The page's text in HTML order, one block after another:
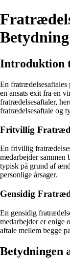
Betydning
Introduktion
En
en ansats exit fra en
fratrædelsesaftaler,
fratrædelsesaftale og
Fritvillig
En frivillig
medarbejder sammen
typisk på grund af
personlige årsager.
Gensidig
En gensidig
medarbejder er enige
aftale mellem begge
Betydningen